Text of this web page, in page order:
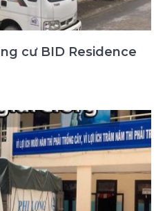
cư BID Residence